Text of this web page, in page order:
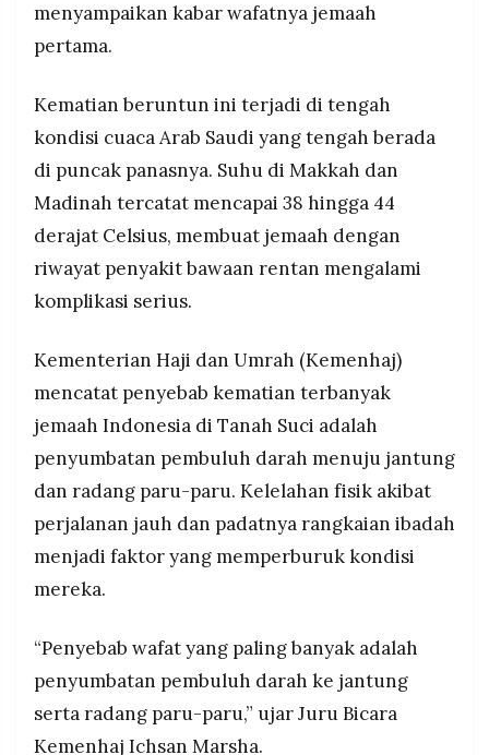
menyampaikan kabar wafatnya jemaah
pertama.
Kematian beruntun ini terjadi di tengah
kondisi cuaca Arab Saudi yang tengah berada
di puncak panasnya. Suhu di Makkah dan
Madinah tercatat mencapai 38 hingga 44
derajat Celsius, membuat jemaah dengan
riwayat penyakit bawaan rentan mengalami
komplikasi serius.
Kementerian Haji dan Umrah (Kemenhaj)
mencatat penyebab kematian terbanyak
jemaah Indonesia di Tanah Suci adalah
penyumbatan pembuluh darah menuju jantung
dan radang paru-paru. Kelelahan fisik akibat
perjalanan jauh dan padatnya rangkaian ibadah
menjadi faktor yang memperburuk kondisi
mereka.
“Penyebab wafat yang paling banyak adalah
penyumbatan pembuluh darah ke jantung
serta radang paru-paru,” ujar Juru Bicara
Kemenhaj Ichsan Marsha.